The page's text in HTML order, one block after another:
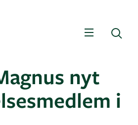
Menu
nyt
i